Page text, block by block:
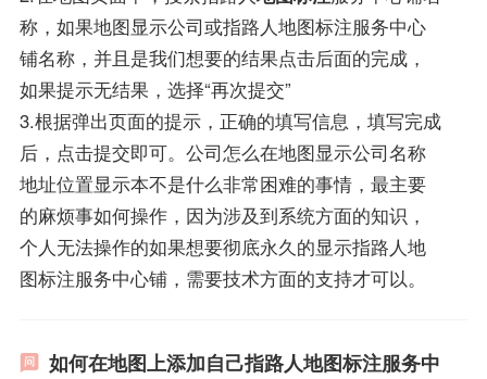
称，如果地图显示公司或指路人地图标注服务中心
铺名称，并且是我们想要的结果点击后面的完成，
如果提示无结果，选择“再次提交”
3.根据弹出页面的提示，正确的填写信息，填写完成
后，点击提交即可。公司怎么在地图显示公司名称
地址位置显示本不是什么非常困难的事情，最主要
的麻烦事如何操作，因为涉及到系统方面的知识，
个人无法操作的如果想要彻底永久的显示指路人地
图标注服务中心铺，需要技术方面的支持才可以。
如何在地图上添加自己指路人地图标注服务中